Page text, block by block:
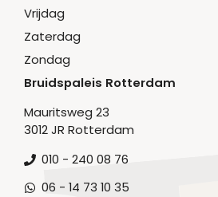
Vrijdag
Zaterdag
Zondag
Bruidspaleis Rotterdam
Mauritsweg 23
3012 JR Rotterdam
010 - 240 08 76
06 - 14 73 10 35